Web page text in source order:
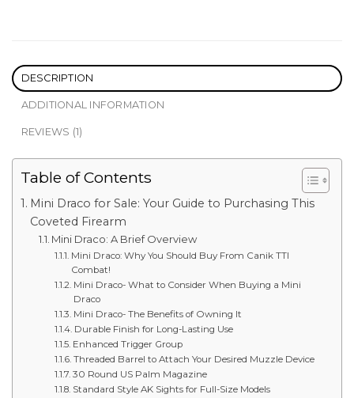
DESCRIPTION
ADDITIONAL INFORMATION
REVIEWS (1)
Table of Contents
Mini Draco for Sale: Your Guide to Purchasing This
Coveted Firearm
Mini Draco: A Brief Overview
Mini Draco: Why You Should Buy From Canik TTI
Combat!
Mini Draco- What to Consider When Buying a Mini
Draco
Mini Draco- The Benefits of Owning It
Durable Finish for Long-Lasting Use
Enhanced Trigger Group
Threaded Barrel to Attach Your Desired Muzzle Device
30 Round US Palm Magazine
Standard Style AK Sights for Full-Size Models